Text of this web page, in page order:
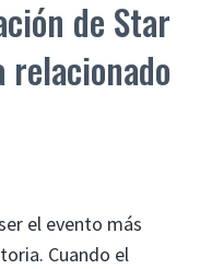
de Star
relacionado
el evento más
Cuando el